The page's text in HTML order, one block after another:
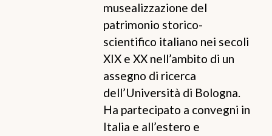
musealizzazione del
patrimonio storico-
scientifico italiano nei secoli
XIX e XX nell’ambito di un
assegno di ricerca
dell’Università di Bologna.
Ha partecipato a convegni in
Italia e all’estero e